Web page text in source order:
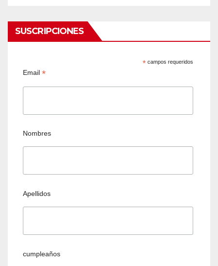
SUSCRIPCIONES
* campos requeridos
Email*
Nombres
Apellidos
cumpleaños